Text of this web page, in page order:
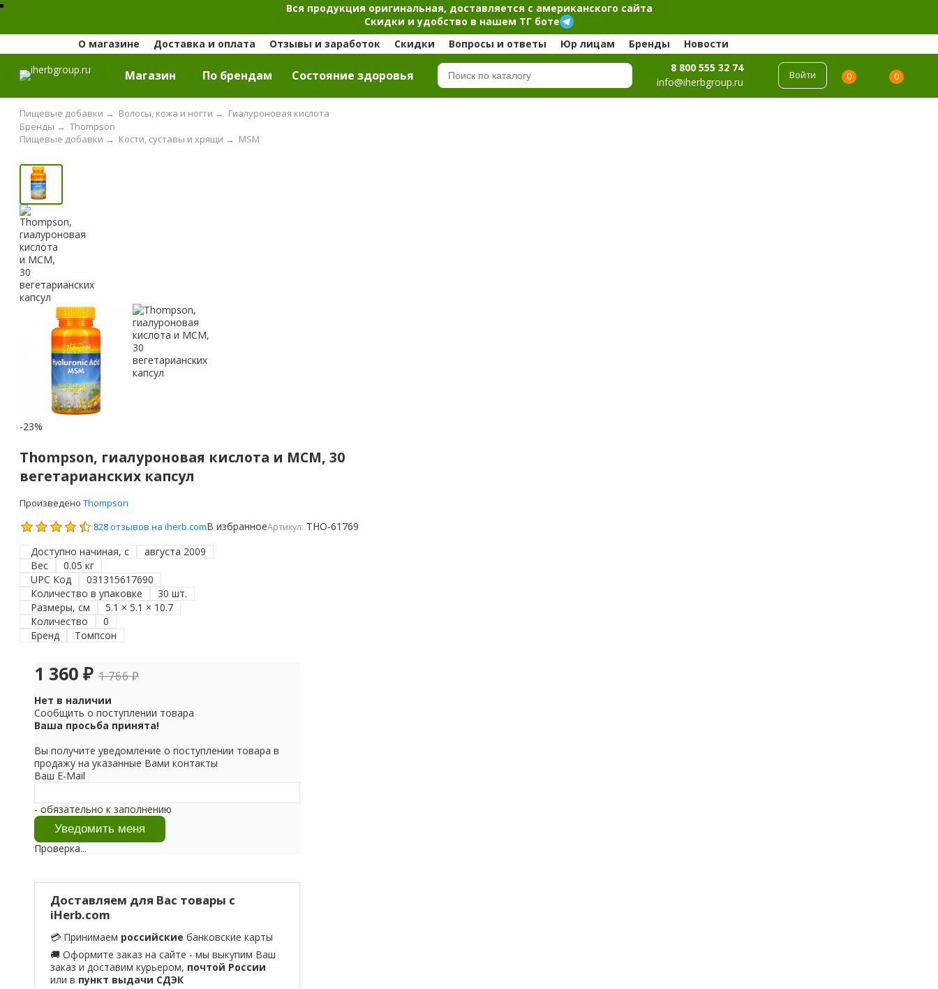
Вся продукция оригинальная, доставляется с американского сайта
Скидки и удобство в нашем ТГ боте
О магазине
Доставка и оплата Отзывы и заработок Скидки Вопросы и ответы Юр лицам Бренды Новости
Магазин По брендам Cостояние здоровья
8 800 555 32 74
info@iherbgroup.ru
Войти 0 0
Пищевые добавки → Волосы, кожа и ногти → Гиалуроновая кислота
Thompson
Бренды →
MSM
Кости, суставы и хрящи →
Пищевые добавки →
-23%
Thompson, гиалуроновая кислота и МСМ, 30
вегетарианских капсул
Произведено Thompson
828 отзывов на iherb.comВ избранноеАртикул: THO-61769
Доступно начиная, с
августа 2009
Вес
0.05 кг
UPC Код
031315617690
Количество в упаковке
30 шт.
Размеры, см
5.1 × 5.1 × 10.7
Количество
0
Бренд
Томпсон
1 360 ₽ 1 766₽
Нет в наличии
Сообщить о поступлении товара
Ваша просьба принята!
Вы получите уведомление о поступлении товара в
продажу на указанные Вами контакты
Ваш E-Mail
- обязательно к заполнению
Проверка...
Доставляем для Вас товары с
iHerb.com
💳 Принимаем российские банковские карты
🚚 Оформите заказ на сайте - мы выкупим Ваш
заказ и доставим курьером, почтой России
или в пункт выдачи СДЭК